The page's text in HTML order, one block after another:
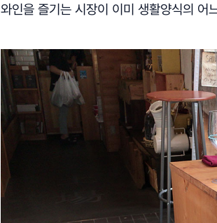
와인을 즐기는 시장이 이미 생활양식의 어